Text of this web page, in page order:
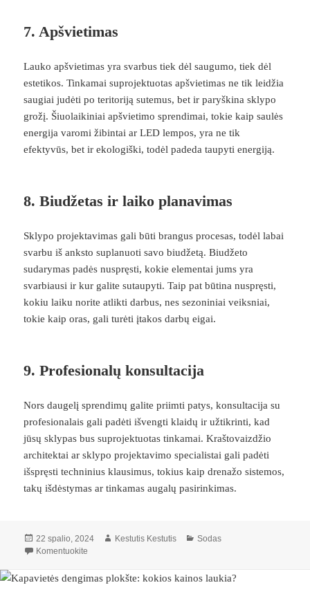
7.Apšvietimas
Lauko apšvietimas yra svarbus tiek dėl saugumo, tiek dėl
estetikos. Tinkamai suprojektuotas apšvietimas ne tik leidžia
saugiai judėti po teritoriją sutemus, bet ir paryškina sklypo
grožį. Šiuolaikiniai apšvietimo sprendimai, tokie kaip saulės
energija varomi žibintai ar LED lempos, yra ne tik
efektyvūs, bet ir ekologiški, todėl padeda taupyti energiją.
8.Biudžetas ir laiko planavimas
Sklypo projektavimas gali būti brangus procesas, todėl labai
svarbu iš anksto suplanuoti savo biudžetą. Biudžeto
sudarymas padės nuspręsti, kokie elementai jums yra
svarbiausi ir kur galite sutaupyti. Taip pat būtina nuspręsti,
kokiu laiku norite atlikti darbus, nes sezoniniai veiksniai,
tokie kaip oras, gali turėti įtakos darbų eigai.
9.Profesionalų konsultacija
Nors daugelį sprendimų galite priimti patys, konsultacija su
profesionalais gali padėti išvengti klaidų ir užtikrinti, kad
jūsų sklypas bus suprojektuotas tinkamai. Kraštovaizdžio
architektai ar sklypo projektavimo specialistai gali padėti
išspręsti techninius klausimus, tokius kaip drenažo sistemos,
takų išdėstymas ar tinkamas augalų pasirinkimas.
Paskelbta
22 spalio, 2024 Autorius
Kestutis Kestutis Kategorijos
Sodas
Komentuokite